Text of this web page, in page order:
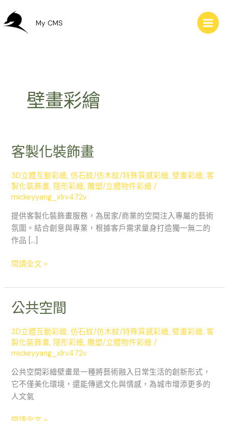
至
主
My CMS
壁畫彩繪
客製化裝飾畫
3D立體互動彩繪,仿石紋/仿木紋/特殊質感彩繪,壁畫彩繪,客
製化裝飾畫, 隱形彩繪,雕塑/立體物件彩繪 /
mickeyyang_x1rv472v
提供客製化裝飾畫服務，為居家/商業的空間注入專屬的藝術
氛圍。結合創意與專業，根據客戶需求量身打造獨一無二的
作品 […]
客
製
化
裝
飾
畫
閱讀全文 »
公共空間
3D立體互動彩繪,仿石紋/仿木紋/特殊質感彩繪,壁畫彩繪,客
製化裝飾畫, 隱形彩繪,雕塑/立體物件彩繪 /
mickeyyang_x1rv472v
公共空間彩繪壁畫是一種將藝術融入日常生活的創新形式，
它不僅美化環境，還能傳遞文化與情感，為城市增添更多的
人文氣
公
共
空
間